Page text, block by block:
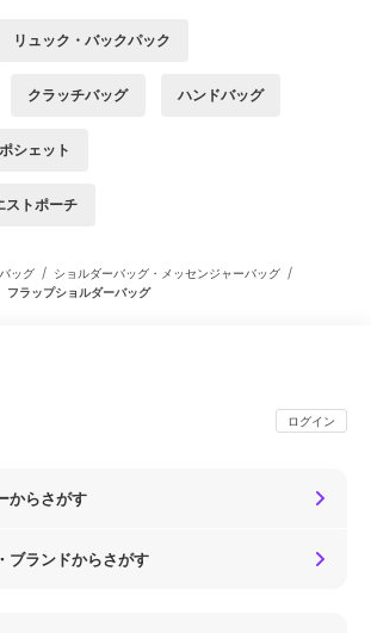
リュック・バックパック
クラッチバッグ ハンドバッグ
ポシェット
ストポーチ
バッグ / ショルダーバッグ・メッセンジャーバッグ /
フラップショルダーバッグ
ログイン
からさがす
ブランドからさがす